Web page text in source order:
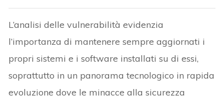
L’analisi delle vulnerabilità evidenzia
l’importanza di mantenere sempre aggiornati i
propri sistemi e i software installati su di essi,
soprattutto in un panorama tecnologico in rapida
evoluzione dove le minacce alla sicurezza